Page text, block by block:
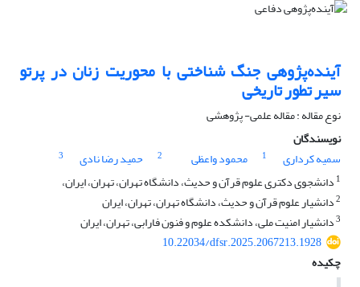
آینده‌پژوهی جنگ شناختی با محوریت زنان در پرتو
سیر تطور تاریخی
نوع مقاله : مقاله علمی- پژوهشی
نویسندگان
سمیه کرداری
1 محمود واعظی 2 حمید رضا نادی
3
1 دانشجوی دکتری علوم قرآن و حدیث، دانشگاه تهران، تهران، ایران،
2دانشیار علوم قرآن و حدیث، دانشگاه تهران، تهران، ایران
3دانشیار امنیت ملی، دانشکده علوم و فنون فارابی، تهران، ایران
10.22034/dfsr.2025.2067213.1928
چکیده